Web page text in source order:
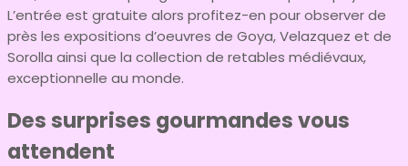
L’entrée est gratuite alors profitez-en pour observer de
près les expositions d’oeuvres de Goya, Velazquez et de
Sorolla ainsi que la collection de retables médiévaux,
exceptionnelle au monde.
Des surprises gourmandes vous
attendent